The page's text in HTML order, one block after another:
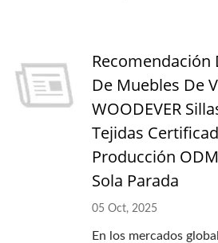
Recomendación
De Muebles De
WOODEVER
Tejidas
Producción
Sola Parada
05 Oct, 2025
En los mercados